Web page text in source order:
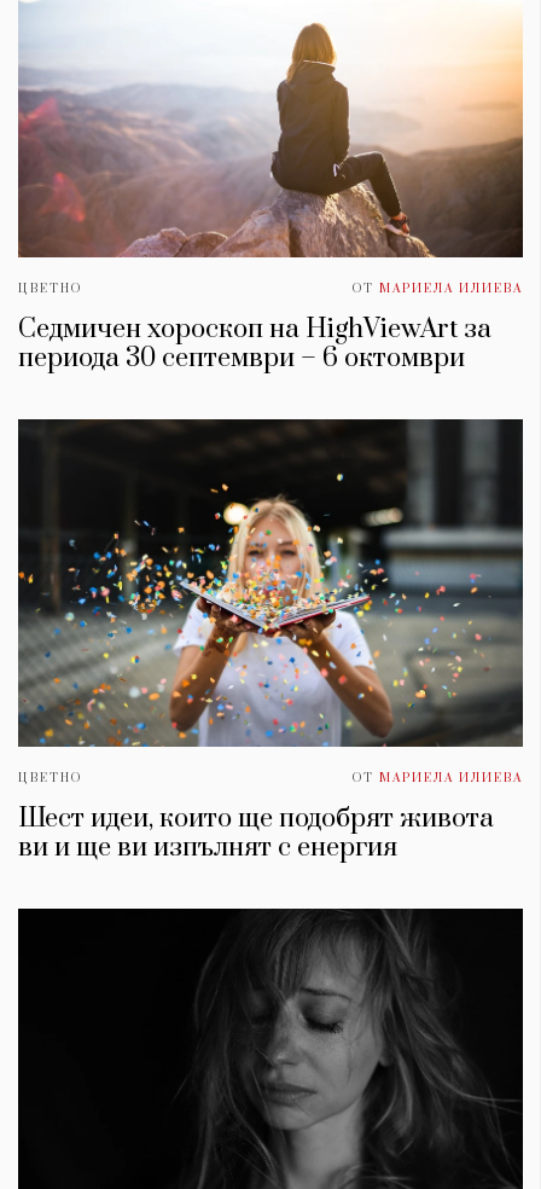
ЦВЕТНО ОТ МАРИЕЛА ИЛИЕВА
Седмичен хороскоп на HighViewArt за
периода 30 септември – 6 октомври
ЦВЕТНО ОТ МАРИЕЛА ИЛИЕВА
Шест идеи, които ще подобрят живота
ви и ще ви изпълнят с енергия